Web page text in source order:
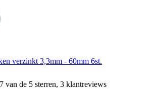
verzinkt 3,3mm - 60mm 6st.
van de 5 sterren, 3 klantreviews